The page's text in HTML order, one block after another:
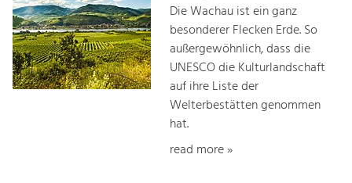
Social Affairs, Education
& Identity
Equality, Youth and Integration.
Climate Change, Public Transport and
Die Wachau ist ein ganz
besonderer Flecken Erde. So
außergewöhnlich, dass die
UNESCO die Kulturlandschaft
auf ihre Liste der
Welterbestätten genommen
hat.
read more »